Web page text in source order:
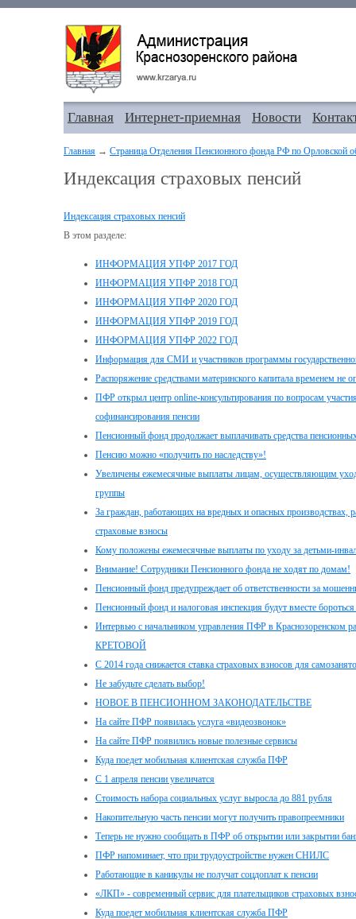
Главная Интернет-приемная Новости
Главная → Страница Отделения Пенсионного фонда РФ по Орловской
Индексация страховых пенсий
Индексация страховых пенсий
В этом разделе:
ИНФОРМАЦИЯ УПФР 2017 ГОД
ИНФОРМАЦИЯ УПФР 2018 ГОД
ИНФОРМАЦИЯ УПФР 2020 ГОД
ИНФОРМАЦИЯ УПФР 2019 ГОД
ИНФОРМАЦИЯ УПФР 2022 ГОД
Информация для СМИ и участников программы
Распоряжение средствами материнского капитала временем не
ПФР открыл центр online-консультирования по вопросам
софинансирования пенсии
Пенсионный фонд продолжает выплачивать средства
Пенсию можно «получить по наследству»!
Увеличены ежемесячные выплаты лицам, осуществляющим
группы
За граждан, работающих на вредных и опасных производствах,
страховые взносы
Кому положены ежемесячные выплаты по уходу за детьми-
Внимание! Сотрудники Пенсионного фонда не ходят по домам!
Пенсионный фонд предупреждает об ответственности за
Пенсионный фонд и налоговая инспекция будут вместе
Интервью с начальником управления ПФР в Краснозоренском
КРЕТОВОЙ
С 2014 года снижается ставка страховых взносов для
Не забудьте сделать выбор!
НОВОЕ В ПЕНСИОННОМ ЗАКОНОДАТЕЛЬСТВЕ
На сайте ПФР появилась услуга «видеозвонок»
На сайте ПФР появились новые полезные сервисы
Куда поедет мобильная клиентская служба ПФР
С 1 апреля пенсии увеличатся
Стоимость набора социальных услуг выросла до 881 рубля
Накопительную часть пенсии могут получить правопреемники
Теперь не нужно сообщать в ПФР об открытии или закрытии
ПФР напоминает, что при трудоустройстве нужен СНИЛС
Работающие в каникулы не получат соцдоплат к пенсии
«ЛКП» - современный сервис для плательщиков страховых
Куда поедет мобильная клиентская служба ПФР